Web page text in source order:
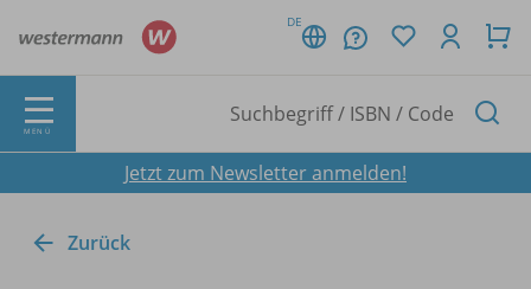
DE
MENÜ
Jetzt zum Newsletter anmelden!
Zurück